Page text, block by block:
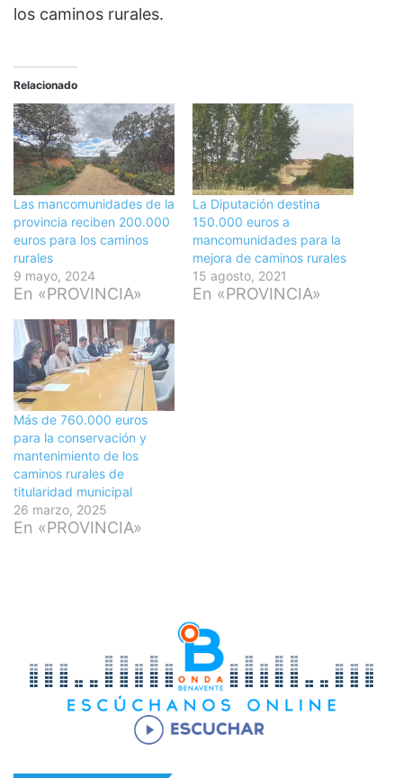
los caminos rurales.
Relacionado
Las mancomunidades de la
provincia reciben 200.000
euros para los caminos
rurales
9 mayo, 2024
En «PROVINCIA»
La Diputación destina
150.000 euros a
mancomunidades para la
mejora de caminos rurales
15 agosto, 2021
En «PROVINCIA»
Más de 760.000 euros
para la conservación y
mantenimiento de los
caminos rurales de
titularidad municipal
26 marzo, 2025
En «PROVINCIA»